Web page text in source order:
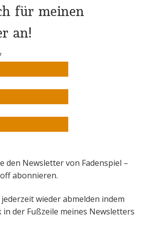
für meinen
an!
abonnieren.
wieder abmelden indem
in der Fußzeile meines Newsletters